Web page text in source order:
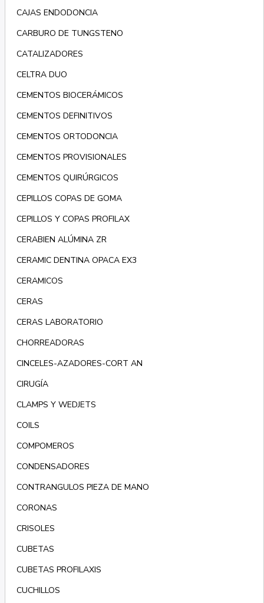
CAJAS ENDODONCIA
CARBURO DE TUNGSTENO
CATALIZADORES
CELTRA DUO
CEMENTOS BIOCERÁMICOS
CEMENTOS DEFINITIVOS
CEMENTOS ORTODONCIA
CEMENTOS PROVISIONALES
CEMENTOS QUIRÚRGICOS
CEPILLOS COPAS DE GOMA
CEPILLOS Y COPAS PROFILAX
CERABIEN ALÚMINA ZR
CERAMIC DENTINA OPACA EX3
CERAMICOS
CERAS
CERAS LABORATORIO
CHORREADORAS
CINCELES-AZADORES-CORT AN
CIRUGÍA
CLAMPS Y WEDJETS
COILS
COMPOMEROS
CONDENSADORES
CONTRANGULOS PIEZA DE MANO
CORONAS
CRISOLES
CUBETAS
CUBETAS PROFILAXIS
CUCHILLOS